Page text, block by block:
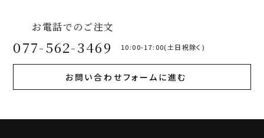
お電話でのご注文
077-562-3469 10:00-17:00(土日祝除く)
お問い合わせフォームに進む